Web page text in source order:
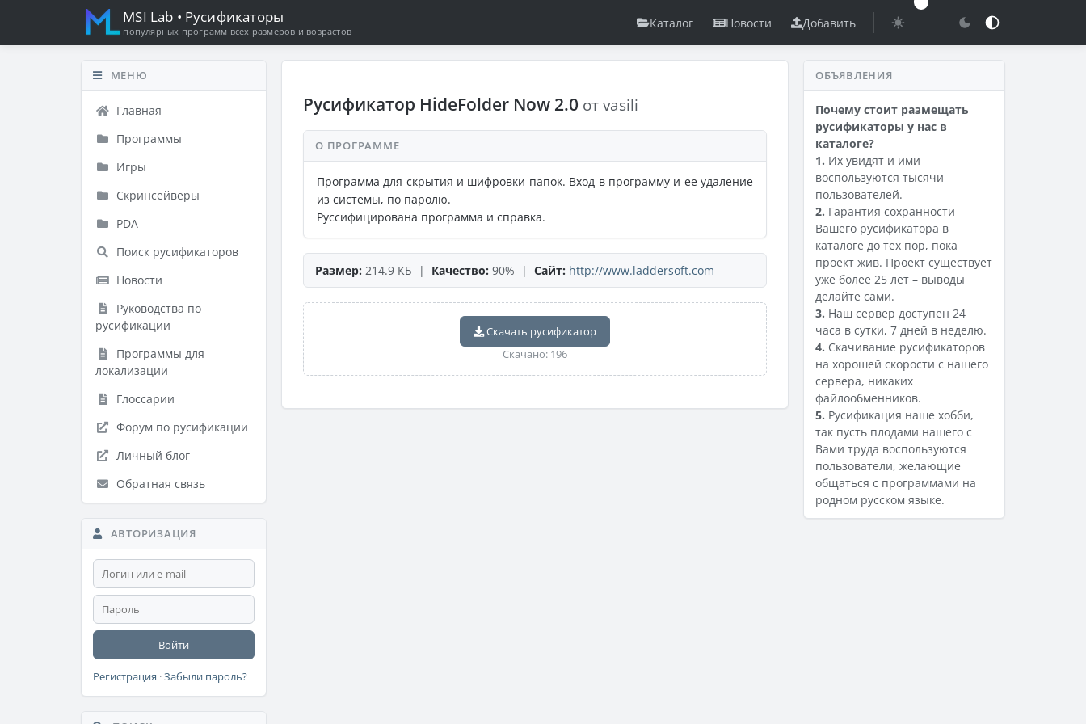
MSI Lab • Русификаторы
популярных программ всех размеров и возрастов
Каталог Новости Добавить
МЕНЮ
Главная
Программы
Игры
Скринсейверы
PDA
Поиск русификаторов
Новости
Руководства по
русификации
Программы для
локализации
Глоссарии
Форум по русификации
Личный блог
Обратная связь
АВТОРИЗАЦИЯ
Войти
Регистрация ·Забыли пароль?
Русификатор HideFolder Now 2.0 от vasili
О ПРОГРАММЕ
Программа для скрытия и шифровки папок. Вход в программу и ее удаление
из системы, по паролю.
Руссифицирована программа и справка.
Размер: 214.9 КБ | Качество: 90% | Сайт: http://www.laddersoft.com
Скачать русификатор
Скачано: 196
ОБЪЯВЛЕНИЯ
Почему стоит размещать
русификаторы у нас в
каталоге?
1. Их увидят и ими
воспользуются тысячи
пользователей.
2. Гарантия сохранности
Вашего русификатора в
каталоге до тех пор, пока
проект жив. Проект существует
уже более 25 лет – выводы
делайте сами.
3. Наш сервер доступен 24
часа в сутки, 7 дней в неделю.
4. Скачивание русификаторов
на хорошей скорости с нашего
сервера, никаких
файлообменников.
5. Русификация наше хобби,
так пусть плодами нашего с
Вами труда воспользуются
пользователи, желающие
общаться с программами на
родном русском языке.